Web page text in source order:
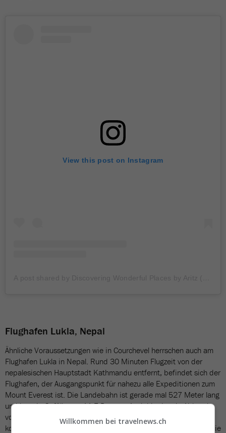
View this post on Instagram
Flughafen Lukla, Nepal
Ähnliche Voraussetzungen wie in Courchevel herrschen auch am
Flughafen Lukla in Nepal. Rund 30 Minuten Flugzeit von der
nepalesischen Hauptstadt Kathmandu entfernt, befindet sich der
Flughafen, der Ausgangspunkt für nahezu alle Expeditionen zum
Mount Everest ist. Die Landebahn ist gerade mal 527 Meter lang
und hat ein Gefälle von 11,7 Prozent. Auch hier ist ein Abbruch
von einem Start- oder Landemanöver nahezu unmöglich. Hinzu
kommen die teils sehr schnell ändernden Wetterbedingungen, die
Willkommen bei travelnews.ch